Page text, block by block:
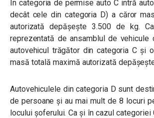
În categoria de permise auto C intră
decât cele din categoria D) a căror
autorizată depășește 3.500 de kg.
reprezentată de ansamblul de vehicule
autovehicul trăgător din categoria C și
masă totală maximă autorizată
Autovehiculele din categoria D sunt
de persoane și au mai mult de 8 locuri
locului șoferului. Ca și în cazul categoriei